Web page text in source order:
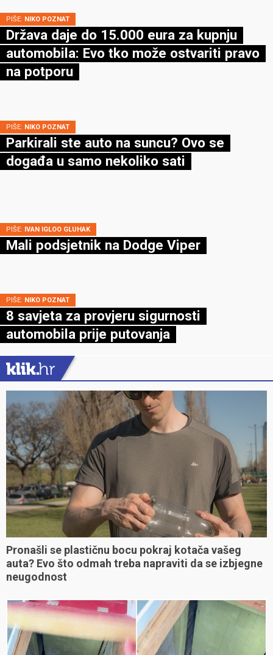
PIŠE: NIKO POZNAT
Država daje do 15.000 eura za kupnju
automobila: Evo tko može ostvariti pravo
na potporu
PIŠE: NIKO POZNAT
Parkirali ste auto na suncu? Ovo se
događa u samo nekoliko sati
PIŠE: IVAN IGLOO GLUHAK
Mali podsjetnik na Dodge Viper
PIŠE: NIKO POZNAT
8 savjeta za provjeru sigurnosti
automobila prije putovanja
Pronašli se plastičnu bocu pokraj kotača vašeg
auta? Evo što odmah treba napraviti da se izbjegne
neugodnost